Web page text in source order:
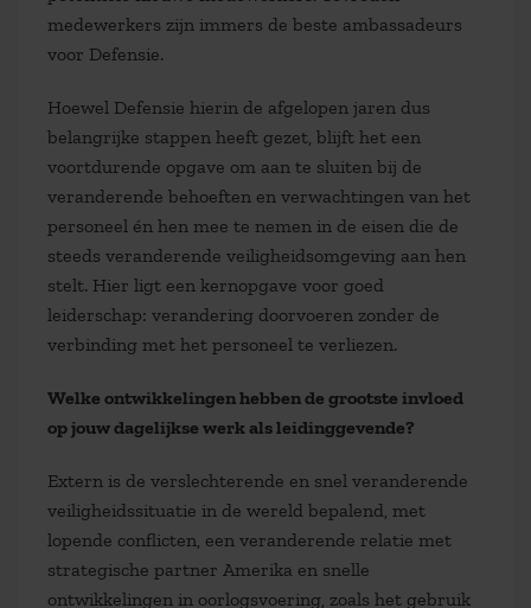
medewerkers zijn immers de beste ambassadeurs
voor Defensie.
Hoewel Defensie hierin de afgelopen jaren dus
belangrijke stappen heeft gezet, blijft het een
voortdurende opgave om aan te sluiten bij de
veranderende behoeften en verwachtingen van het
personeel én hen mee te nemen in de eisen die de
steeds veranderende veiligheidsomgeving aan hen
stelt. Hier ligt een kernopgave voor goed
leiderschap: verandering doorvoeren zonder de
verbinding met het personeel te verliezen.
Welke ontwikkelingen hebben de grootste invloed
op jouw dagelijkse werk als leidinggevende?
Extern is de verslechterende en snel veranderende
veiligheidssituatie in de wereld bepalend, met
lopende conflicten, een veranderende relatie met
strategische partner Amerika en snelle
ontwikkelingen in oorlogsvoering, zoals het gebruik